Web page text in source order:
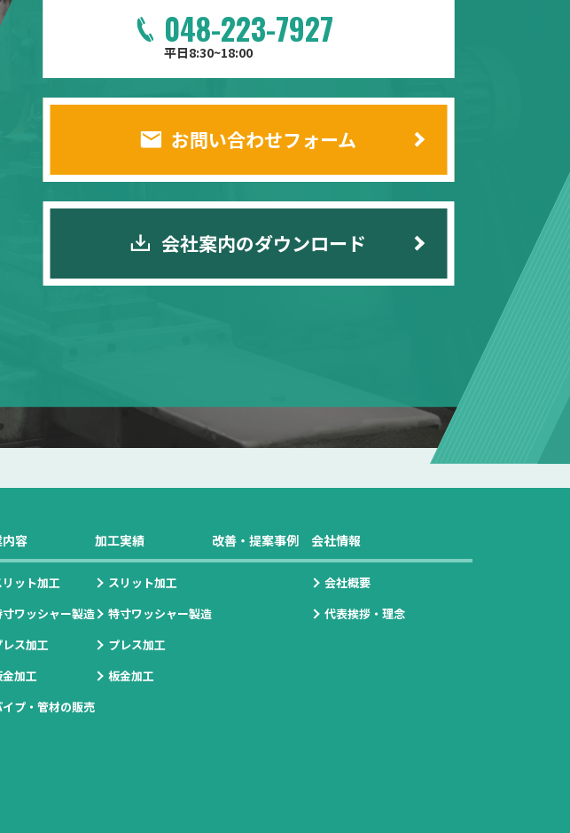
048-223-7927
平日8:30~18:00
お問い合わせフォーム
会社案内のダウンロード
容
リット加工
ワッシャー製造
レス加工
加工
イプ・管材の販売
加工実績
スリット加工
特寸ワッシャー製造
プレス加工
板金加工
改善・提案事例 会社情報
会社概要
代表挨拶・理念